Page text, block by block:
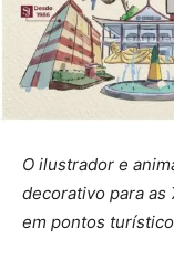
O ilustrador e
decorativo para as
em pontos